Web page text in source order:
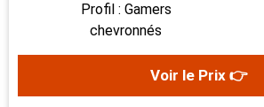
Profil : Gamers
chevronnés
Voir le Prix 👉